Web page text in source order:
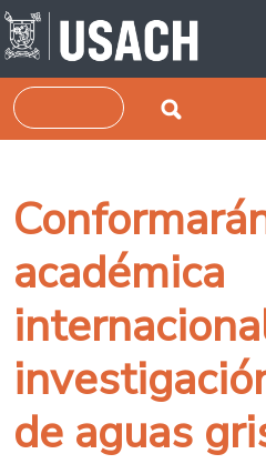
Pasar al contenido principal
Buscar
académica
de aguas